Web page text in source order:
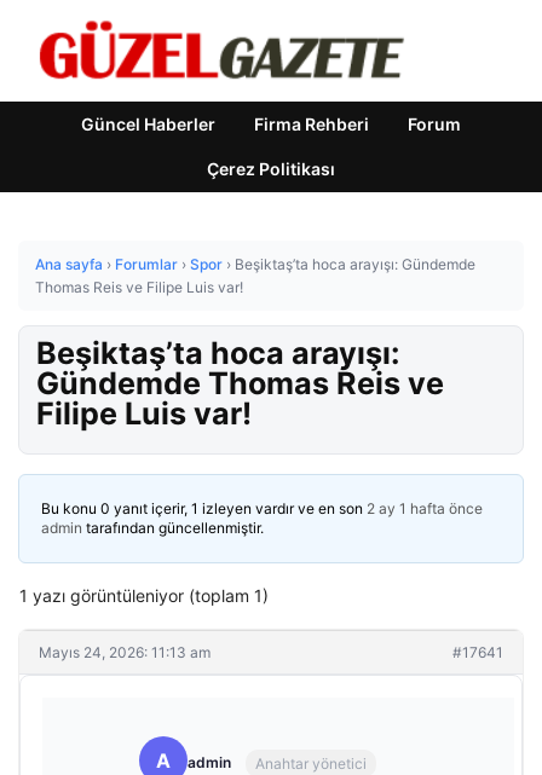
Güncel Haberler Firma Rehberi Forum
Çerez Politikası
Ana sayfa › Forumlar › Spor › Beşiktaş’ta hoca arayışı: Gündemde
Thomas Reis ve Filipe Luis var!
Beşiktaş’ta hoca arayışı:
Gündemde Thomas Reis ve
Filipe Luis var!
Bu konu 0 yanıt içerir, 1 izleyen vardır ve en son 2 ay 1 hafta önce
admin tarafından güncellenmiştir.
1 yazı görüntüleniyor (toplam 1)
Mayıs 24, 2026: 11:13 am #17641
A admin Anahtar yönetici